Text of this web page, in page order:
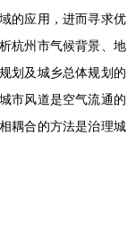
的应用，进而寻求优
杭州市气候背景、地
划及城乡总体规划的
市风道是空气流通的
耦合的方法是治理城